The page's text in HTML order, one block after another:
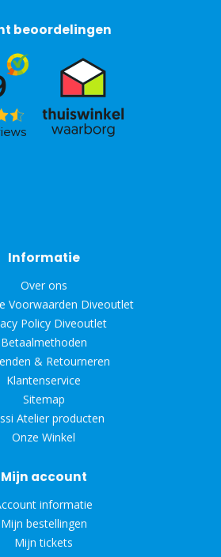
beoordelingen
Informatie
Over ons
Voorwaarden Diveoutlet
Policy Diveoutlet
Betaalmethoden
& Retourneren
Klantenservice
Sitemap
Atelier producten
Onze Winkel
Mijn account
informatie
Mijn bestellingen
Mijn tickets